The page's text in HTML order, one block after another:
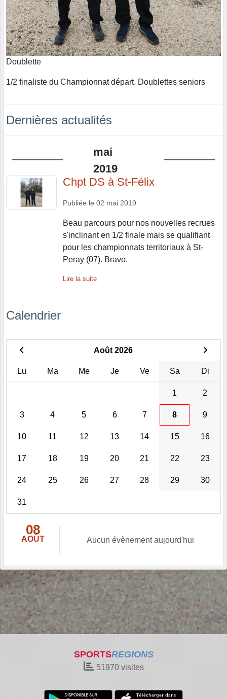
Doublette
1/2 finaliste du Championnat départ. Doublettes seniors
Dernières actualités
mai
2019
Chpt DS à St-Félix
Publiée le 02 mai 2019
Beau parcours pour nos nouvelles recrues
s'inclinant en 1/2 finale mais se qualifiant
pour les championnats territoriaux à St-
Peray (07). Bravo.
Lire la suite
Calendrier
Août 2026
Lu Ma Me Je Ve Sa Di
1 2
3 4 5 6 7 8 9
10 11 12 13 14 15 16
17 18 19 20 21 22 23
24 25 26 27 28 29 30
31
08
AOÛT Aucun évènement aujourd'hui
SPORTSREGIONS
51970visites